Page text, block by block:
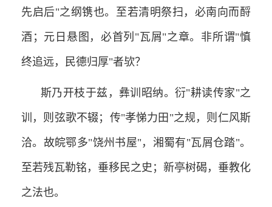
先启后"之纲镌也。至若清明祭扫，必南向而酹
酒；元日悬图，必首列"瓦屑"之章。非所谓"慎
终追远，民德归厚"者欤？
斯乃开枝于兹，彝训昭纳。衍"耕读传家"之
训，则弦歌不辍；传"孝悌力田"之规，则仁风斯
洽。故皖鄂多"饶州书屋"，湘蜀有"瓦屑仓踏"。
至若残瓦勒铭，垂移民之史；新亭树碣，垂教化
之法也。